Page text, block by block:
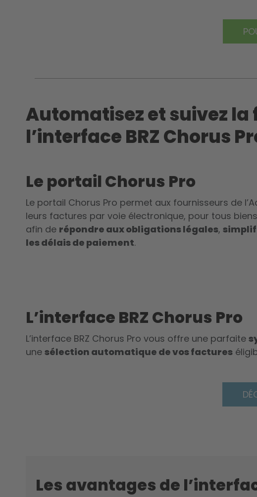
Automatisez et suivez
l’interface BRZ Chorus
Le portail Chorus Pro
Le portail Chorus Pro permet aux fournisseurs de
leurs factures par voie électronique, pour tous
afin de répondre aux obligations légales,
les délais de paiement.
L’interface BRZ Chorus Pro
L’interface BRZ Chorus Pro vous offre une parfaite
une sélection automatique de vos factures
Les avantages de